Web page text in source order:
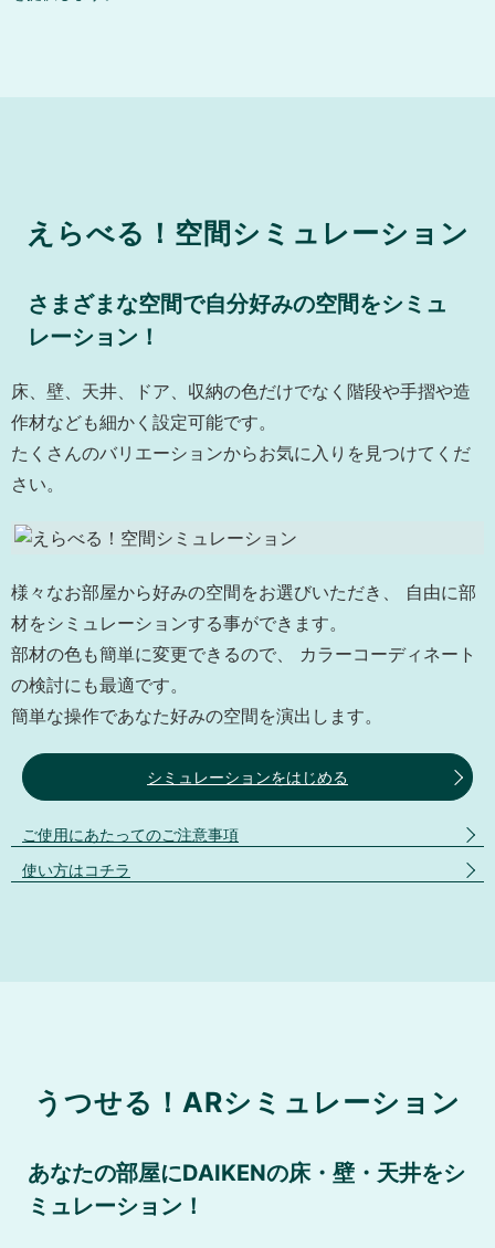
えらべる！空間シミュレーション
さまざまな空間で自分好みの空間をシミュ
レーション！
床、壁、天井、ドア、収納の⾊だけでなく階段や⼿摺や造
作材なども細かく設定可能です。
たくさんのバリエーションからお気に⼊りを⾒つけてくだ
さい。
様々なお部屋から好みの空間をお選びいただき、 自由に部
材をシミュレーションする事ができます。
部材の色も簡単に変更できるので、 カラーコーディネート
の検討にも最適です。
簡単な操作であなた好みの空間を演出します。
シミュレーションをはじめる
ご使用にあたってのご注意事項
使い方はコチラ
うつせる！ARシミュレーション
あなたの部屋にDAIKENの床・壁・天井をシ
ミュレーション！